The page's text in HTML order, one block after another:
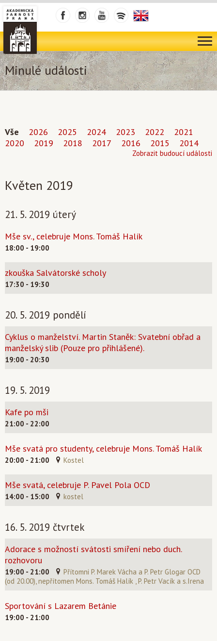
Minulé události
Vše 2026 2025 2024 2023 2022
2021
2020
2019 2018 2017 2016 2015 2014
Zobrazit budoucí události
Květen 2019
21. 5. 2019 úterý
Mše sv., celebruje Mons. Tomáš Halík
18:00 - 19:00
zkouška Salvátorské scholy
17:30 - 19:30
20. 5. 2019 pondělí
Cyklus o manželství. Martin Staněk: Svatební obřad a
manželský slib (Pouze pro přihlášené).
19:00 - 20:30
19. 5. 2019
Kafe po mši
21:00 - 22:00
Mše svatá pro studenty, celebruje Mons. Tomáš Halík
20:00 - 21:00 Kostel
Mše svatá, celebruje P. Pavel Pola OCD
14:00 - 15:00 kostel
16. 5. 2019 čtvrtek
Adorace s možností svátosti smíření nebo duch.
rozhovoru
19:00 - 21:00
Přítomni P. Marek Vácha a P. Petr Glogar OCD
(od 20.00), nepřítomen Mons. Tomáš Halík , P. Petr Vacík a s.Irena
Sportování s Lazarem Betánie
19:00 - 21:00